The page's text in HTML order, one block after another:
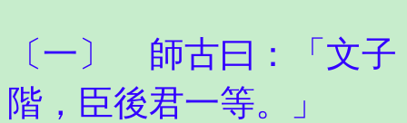
〔一〕 師古曰：「文
階，臣後君一等。」